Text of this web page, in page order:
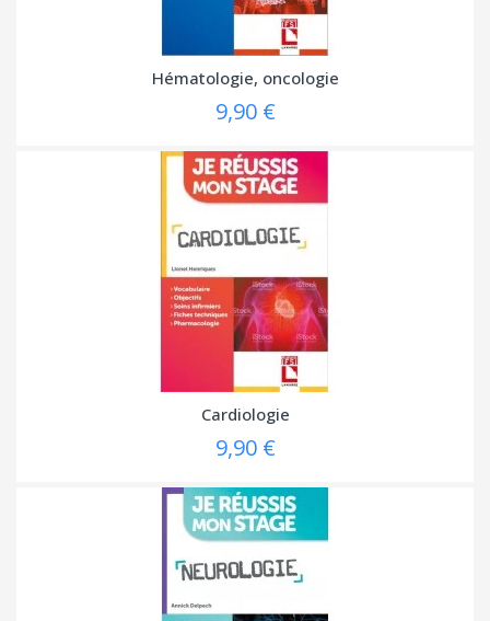
Hématologie, oncologie
9,90 €
Cardiologie
9,90 €